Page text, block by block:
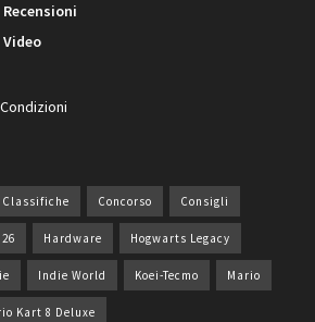
Recensioni
Video
Classifiche Concorso Consigli
Hardware Hogwarts Legacy
Indie World Koei-Tecmo Mario
Kart 8 Deluxe